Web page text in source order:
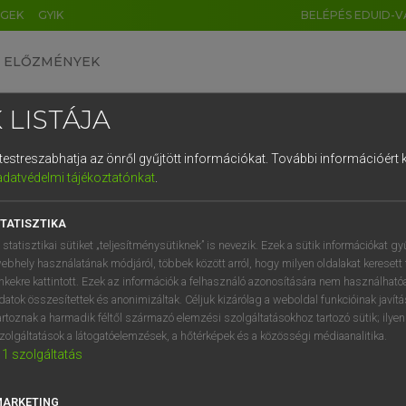
GYIK BELÉPÉS EDUID-
ELŐZMÉNYEK
szótár
VAN ELŐFIZETÉSED?
megtekintéséhez.
LISTÁJA
az önről gyűjtött információkat. További információért
tájékoztatónkat.
statisztikai sütiket „teljesítménysütiknek” is nevezik. Ezek a sütik információkat
használatának módjáról, többek között arról, hogy milyen oldalakat keresett
kattintott. Ezek az információk a felhasználó azonosítására nem
összesítettek és anonimizáltak. Céljuk kizárólag a weboldal funkcióinak
a harmadik féltől származó elemzési szolgáltatásokhoz tartozó sütik;
a látogatóelemzések, a hőtérképek és a közösségi médiaanalitika.
1 szolgáltatás
DE CN FR ES IT NL
1 2 3 4 5 6 7 8 9
q w e r t z u i
a s d f g h j k l é
í y x c v b n m , .